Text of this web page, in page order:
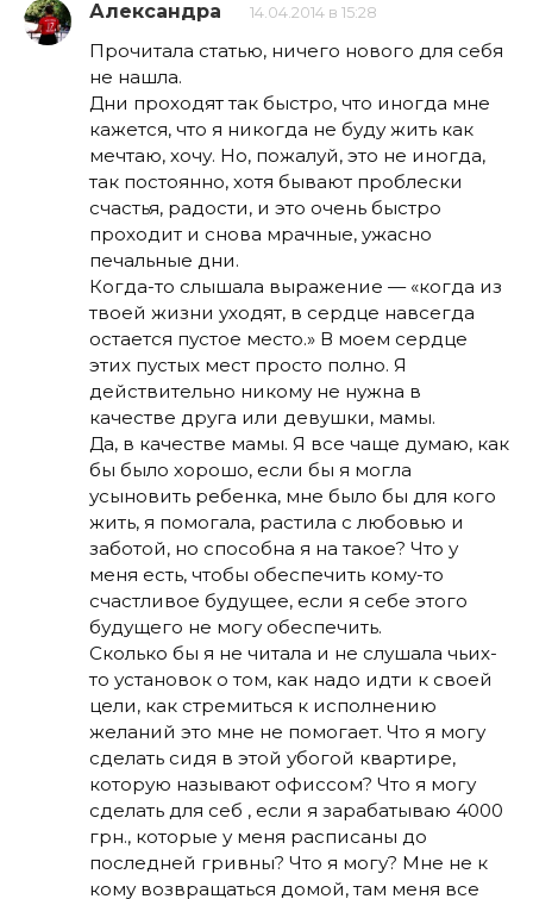
Александра 14.04.2014 в 15:28
Прочитала статью, ничего нового для себя
не нашла.
Дни проходят так быстро, что иногда мне
кажется, что я никогда не буду жить как
мечтаю, хочу. Но, пожалуй, это не иногда,
так постоянно, хотя бывают проблески
счастья, радости, и это очень быстро
проходит и снова мрачные, ужасно
печальные дни.
Когда-то слышала выражение — «когда из
твоей жизни уходят, в сердце навсегда
остается пустое место.» В моем сердце
этих пустых мест просто полно. Я
действительно никому не нужна в
качестве друга или девушки, мамы.
Да, в качестве мамы. Я все чаще думаю, как
бы было хорошо, если бы я могла
усыновить ребенка, мне было бы для кого
жить, я помогала, растила с любовью и
заботой, но способна я на такое? Что у
меня есть, чтобы обеспечить кому-то
счастливое будущее, если я себе этого
будущего не могу обеспечить.
Сколько бы я не читала и не слушала чьих-
то установок о том, как надо идти к своей
цели, как стремиться к исполнению
желаний это мне не помогает. Что я могу
сделать сидя в этой убогой квартире,
которую называют офиссом? Что я могу
сделать для себ , если я зарабатываю 4000
грн., которые у меня расписаны до
последней гривны? Что я могу? Мне не к
кому возвращаться домой, там меня все